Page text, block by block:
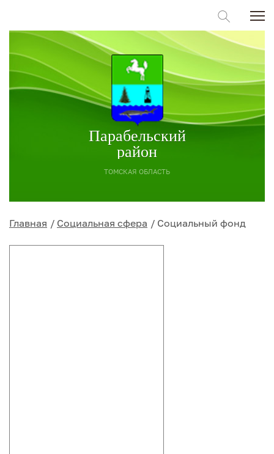
Парабельский
район
ТОМСКАЯ ОБЛАСТЬ
Главная Социальная сфера Социальный фонд